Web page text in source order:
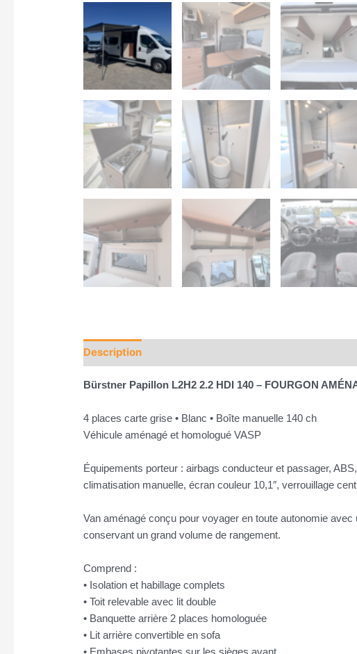
Description
Bürstner Papillon L2H2 2.2 HDI 140 – FOURGON
4 places carte grise • Blanc • Boîte manuelle 140 ch
Véhicule aménagé et homologué VASP
Équipements porteur : airbags conducteur et passager,
climatisation manuelle, écran couleur 10,1″, verrouillage
Van aménagé conçu pour voyager en toute autonomie
conservant un grand volume de rangement.
Comprend :
• Isolation et habillage complets
• Toit relevable avec lit double
• Banquette arrière 2 places homologuée
• Lit arrière convertible en sofa
• Embases pivotantes sur les sièges avant